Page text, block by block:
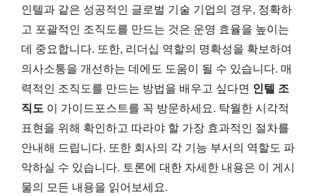
인텔과 같은 성공적인 글로벌 기술 기업의 경우, 정확하
고 포괄적인 조직도를 만드는 것은 운영 효율을 높이는
데 중요합니다. 또한, 리더십 역할의 명확성을 확보하여
의사소통을 개선하는 데에도 도움이 될 수 있습니다. 매
력적인 조직도를 만드는 방법을 배우고 싶다면 인텔 조
직도 이 가이드포스트를 꼭 방문하세요. 탁월한 시각적
표현을 위해 확인하고 따라야 할 가장 효과적인 절차를
안내해 드립니다. 또한 회사의 각 기능 부서의 역할도 파
악하실 수 있습니다. 토론에 대한 자세한 내용은 이 게시
물의 모든 내용을 읽어보세요.